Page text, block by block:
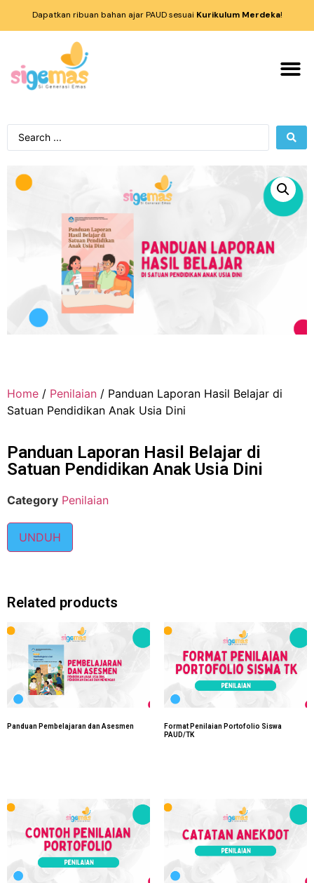
Dapatkan ribuan bahan ajar PAUD sesuai Kurikulum Merdeka!
Home / Penilaian / Panduan Laporan Hasil Belajar di
Satuan Pendidikan Anak Usia Dini
Panduan Laporan Hasil Belajar di
Satuan Pendidikan Anak Usia Dini
Category Penilaian
UNDUH
Related products
Panduan Pembelajaran dan Asesmen
Format Penilaian Portofolio Siswa
PAUD/TK